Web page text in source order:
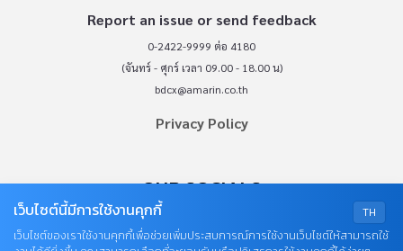
Report an issue or send feedback
0-2422-9999 ต่อ 4180
(จันทร์ - ศุกร์ เวลา 09.00 - 18.00 น)
bdcx@amarin.co.th
Privacy Policy
OUR SOCIALS
TH
เว็บไซต์นี้มีการใช้งานคุกกี้
เว็บไซต์ของเราใช้งานคุกกี้เพื่อช่วยเพิ่มประสบการณ์การใช้งานเว็บไซต์ให้สามารถใช้